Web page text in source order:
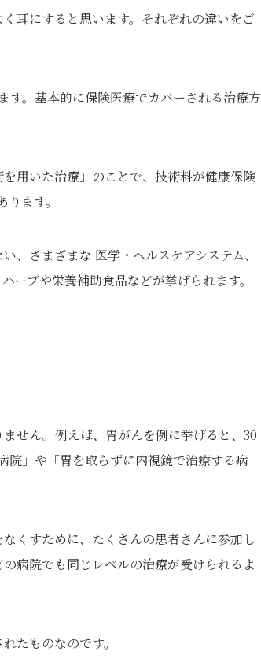
耳にすると思います。それぞれの違いをご
す。基本的に保険医療でカバーされる治療方
用いた治療」のことで、技術料が健康保険
ます。
、さまざまな 医学・ヘルスケアシステム、
ーブや栄養補助食品などが挙げられます。
せん。例えば、胃がんを例に挙げると、30
」や「胃を取らずに内視鏡で治療する病
くすために、たくさんの患者さんに参加し
病院でも同じレベルの治療が受けられるよ
たものなのです。